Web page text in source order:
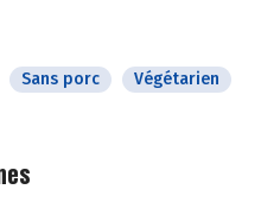
Sans porc
Végétarien